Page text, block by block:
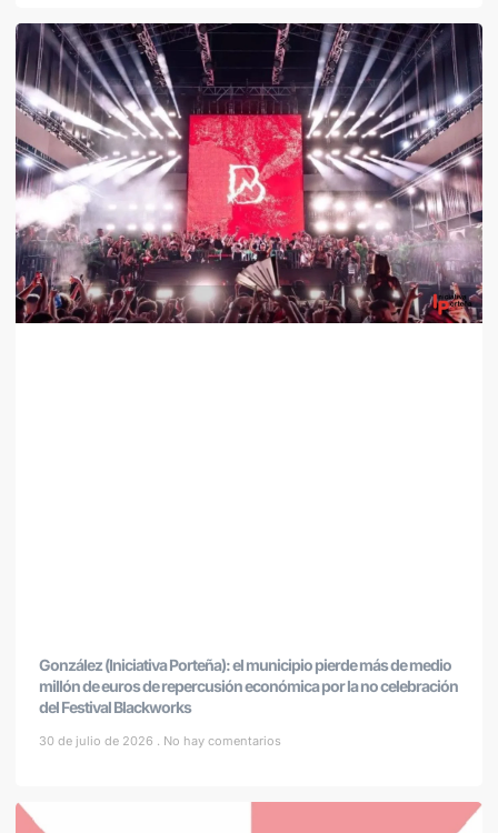
González (Iniciativa Porteña): el municipio pierde más de medio
millón de euros de repercusión económica por la no celebración
del Festival Blackworks
30 de julio de 2026 No hay comentarios